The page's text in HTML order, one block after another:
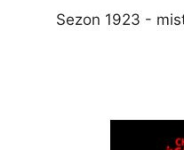
Sezon 1923 -